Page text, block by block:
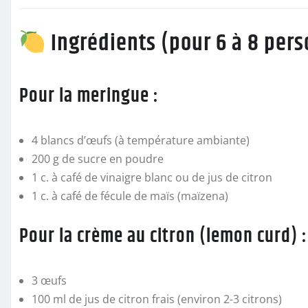
Ingrédients (pour 6 à 8
Pour la meringue :
4 blancs d’œufs (à température ambiante)
200 g de sucre en poudre
1 c. à café de vinaigre blanc ou de jus de citron
1 c. à café de fécule de maïs (maïzena)
Pour la crème au citron (lemon curd) :
3 œufs
100 ml de jus de citron frais (environ 2-3 citrons)